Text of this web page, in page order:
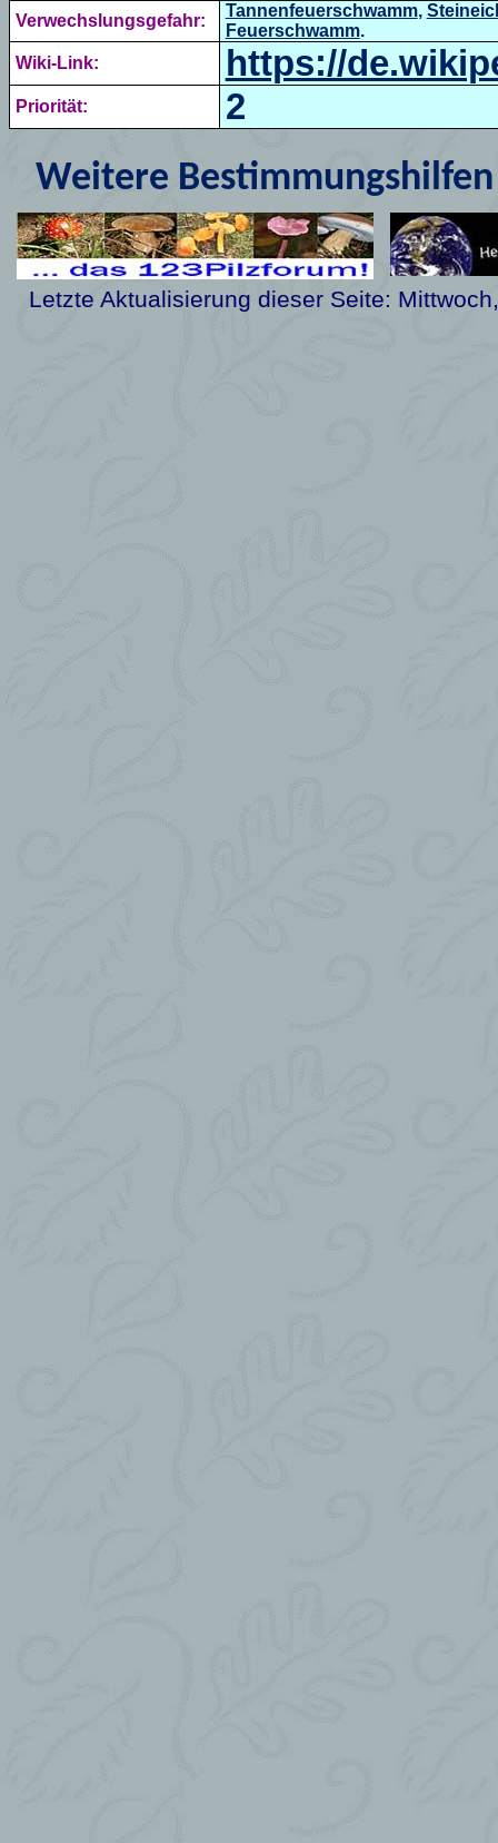
Verwechslungsgefahr:
Tannenfeuerschwamm,
Feuerschwamm.
Wiki-Link:
https://
Priorität: 2
Weitere
Letzte Aktualisierung dieser Seite: